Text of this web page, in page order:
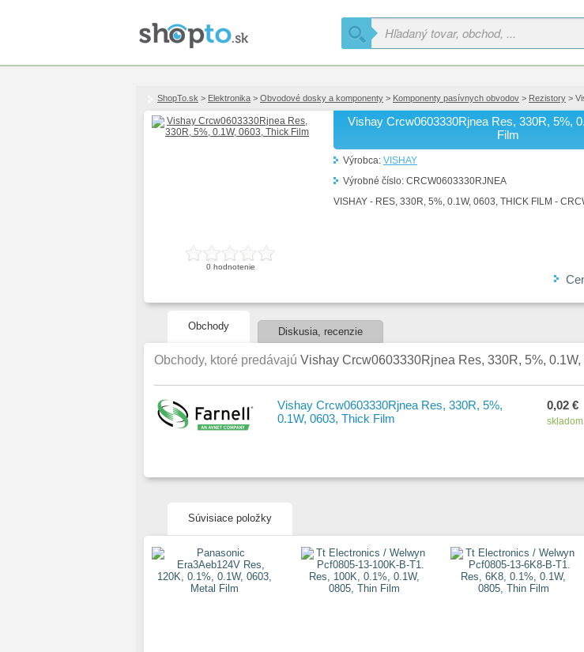
ShopTo.sk > Elektronika > Obvodové dosky a komponenty > Komponenty pasívnych obvodov > Rezistory >
Vishay Crcw0603330Rjnea Res, 330R, 5%,
Film
0hodnotenie
Výrobca: VISHAY
Výrobné číslo: CRCW0603330RJNEA
VISHAY - RES, 330R, 5%, 0.1W, 0603, THICK FILM -
Obchody Diskusia, recenzie
Obchody, ktoré predávajú Vishay Crcw0603330Rjnea Res, 330R, 5%,
Vishay Crcw0603330Rjnea Res, 330R, 5%,
0.1W, 0603, Thick Film
0,02 €
skladom
Súvisiace položky